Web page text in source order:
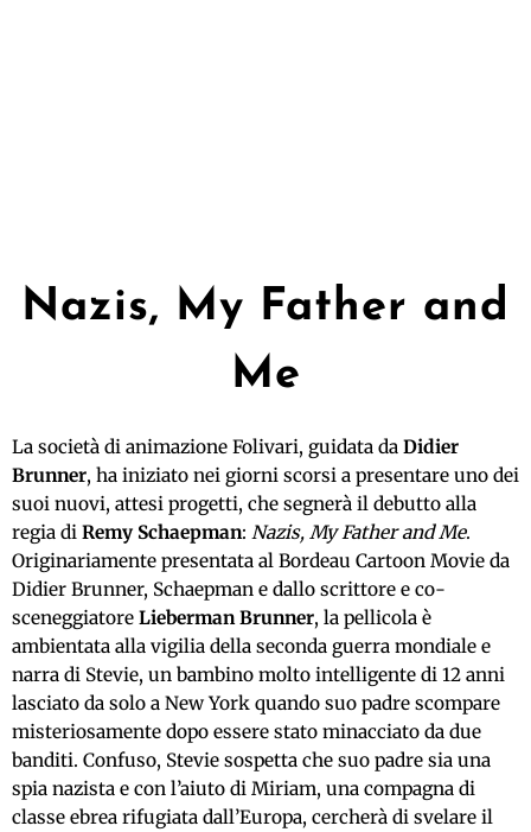
Nazis, My Father and
Me
La società di animazione Folivari, guidata da Didier
Brunner, ha iniziato nei giorni scorsi a presentare uno dei
suoi nuovi, attesi progetti, che segnerà il debutto alla
regia di Remy Schaepman: Nazis, My Father and Me.
Originariamente presentata al Bordeau Cartoon Movie da
Didier Brunner, Schaepman e dallo scrittore e co-
sceneggiatore Lieberman Brunner, la pellicola è
ambientata alla vigilia della seconda guerra mondiale e
narra di Stevie, un bambino molto intelligente di 12 anni
lasciato da solo a New York quando suo padre scompare
misteriosamente dopo essere stato minacciato da due
banditi. Confuso, Stevie sospetta che suo padre sia una
spia nazista e con l’aiuto di Miriam, una compagna di
classe ebrea rifugiata dall’Europa, cercherà di svelare il